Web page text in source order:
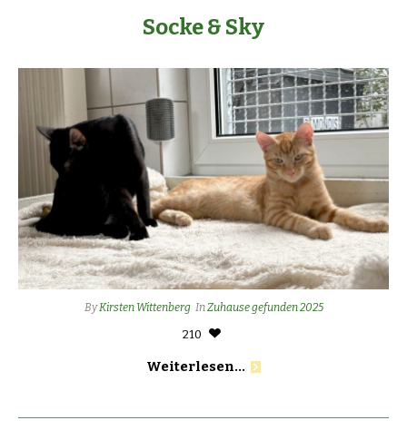
Socke & Sky
ByKirsten Wittenberg InZuhause gefunden 2025
210
Weiterlesen...